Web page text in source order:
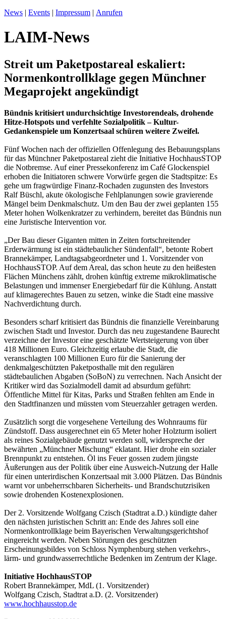
News | Events | Impressum | Anrufen
LAIM-News
Streit um Paketpostareal eskaliert:
Normenkontrollklage gegen Münchner
Megaprojekt angekündigt
Bündnis kritisiert undurchsichtige Investorendeals, drohende
Hitze-Hotspots und verfehlte Sozialpolitik – Kultur-
Gedankenspiele um Konzertsaal schüren weitere Zweifel.
Fünf Wochen nach der offiziellen Offenlegung des Bebauungsplans
für das Münchner Paketpostareal zieht die Initiative HochhausSTOP
die Notbremse. Auf einer Pressekonferenz im Café Glockenspiel
erhoben die Initiatoren schwere Vorwürfe gegen die Stadtspitze: Es
gehe um fragwürdige Finanz-Rochaden zugunsten des Investors
Ralf Büschl, akute ökologische Fehlplanungen sowie gravierende
Mängel beim Denkmalschutz. Um den Bau der zwei geplanten 155
Meter hohen Wolkenkratzer zu verhindern, bereitet das Bündnis nun
eine Juristische Intervention vor.
„Der Bau dieser Giganten mitten in Zeiten fortschreitender
Erderwärmung ist ein städtebaulicher Sündenfall“, betonte Robert
Brannekämper, Landtagsabgeordneter und 1. Vorsitzender von
HochhausSTOP. Auf dem Areal, das schon heute zu den heißesten
Flächen Münchens zählt, drohen künftig extreme mikroklimatische
Belastungen und immenser Energiebedarf für die Kühlung. Anstatt
auf klimagerechtes Bauen zu setzen, winke die Stadt eine massive
Nachverdichtung durch.
Besonders scharf kritisiert das Bündnis die finanzielle Vereinbarung
zwischen Stadt und Investor. Durch das neu zugestandene Baurecht
verzeichne der Investor eine geschätzte Wertsteigerung von über
418 Millionen Euro. Gleichzeitig erlaube die Stadt, die
veranschlagten 100 Millionen Euro für die Sanierung der
denkmalgeschützten Paketposthalle mit den regulären
städtebaulichen Abgaben (SoBoN) zu verrechnen. Nach Ansicht der
Kritiker wird das Sozialmodell damit ad absurdum geführt:
Öffentliche Mittel für Kitas, Parks und Straßen fehlten am Ende in
den Stadtfinanzen und müssten vom Steuerzahler getragen werden.
Zusätzlich sorgt die vorgesehene Verteilung des Wohnraums für
Zündstoff. Dass ausgerechnet ein 65 Meter hoher Holzturm isoliert
als reines Sozialgebäude genutzt werden soll, widerspreche der
bewährten „Münchner Mischung“ eklatant. Hier drohe ein sozialer
Brennpunkt zu entstehen. Öl ins Feuer gossen zudem jüngste
Äußerungen aus der Politik über eine Ausweich-Nutzung der Halle
für einen unterirdischen Konzertsaal mit 3.000 Plätzen. Das Bündnis
warnt vor unbeherrschbaren Sicherheits- und Brandschutzrisiken
sowie drohenden Kostenexplosionen.
Der 2. Vorsitzende Wolfgang Czisch (Stadtrat a.D.) kündigte daher
den nächsten juristischen Schritt an: Ende des Jahres soll eine
Normenkontrollklage beim Bayerischen Verwaltungsgerichtshof
eingereicht werden. Neben Störungen des geschützten
Erscheinungsbildes von Schloss Nymphenburg stehen verkehrs-,
lärm- und grundwasserrechtliche Bedenken im Zentrum der Klage.
Initiative HochhausSTOP
Robert Brannekämper, MdL (1. Vorsitzender)
Wolfgang Czisch, Stadtrat a.D. (2. Vorsitzender)
www.hochhausstop.de